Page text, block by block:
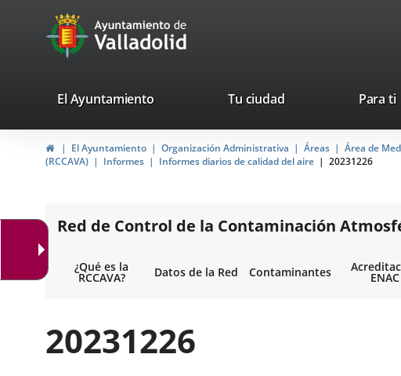
Portal
Web
Ayuntamiento
de
Valladolid
valladolid.es
El Ayuntamiento Tu ciudad Para ti
InicioEl Ayuntamiento Organización Administrativa Áreas Área de
(RCCAVA)
Informes Informes diarios de calidad del aire 20231226
Red de Control de la Contaminación
¿Qué es la
RCCAVA? Datos de la Red Contaminantes ENAC
20231226